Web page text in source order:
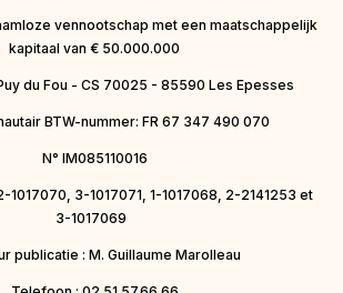
vennootschap met een maatschappelijk
kapitaal van € 50.000.000
du Fou - CS 70025 - 85590 Les Epesses
BTW-nummer: FR 67 347 490 070
N° IM085110016
1017070, 3-1017071, 1-1017068, 2-2141253 et
3-1017069
publicatie : M. Guillaume Marolleau